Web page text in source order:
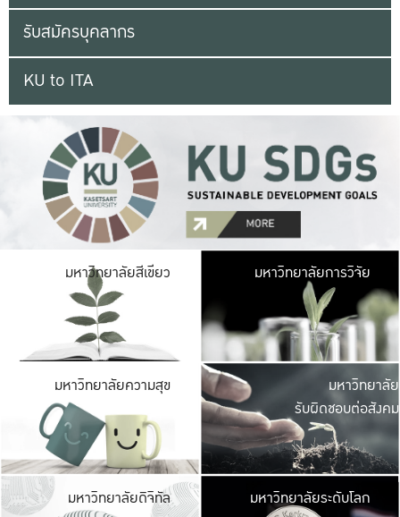
รับสมัครบุคลากร
KU to ITA
มหาวิทยาลัยสีเขียว มหาวิ
มีพื้นที่เขียวสดใส
เป็นป่าในเมือง เกษต
มหาวิทยาลัยการวิจัย
มหาวิทยาลัยความสุข มหาวิ
ค
เปิดประ
และพบเรื่องราวใ
มหาวิทยาลัย
รับผิดชอบต่อสังคม
มหาวิทยาลัยดิจิทัล มหาวิ
มหาวิทยาลัยระดับโลก